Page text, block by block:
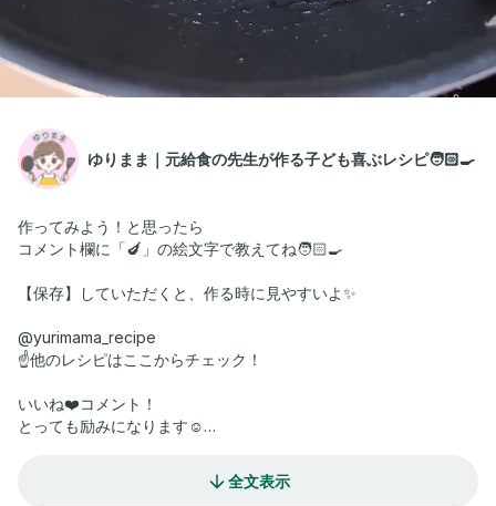
ゆりまま｜元給食の先生が作る子ども喜ぶレシピ🧑🏻‍🍳
作ってみよう！と思ったら
コメント欄に「🍆」の絵文字で教えてね🧑🏻‍🍳
【保存】していただくと、作る時に見やすいよ✨
@yurimama_recipe
☝️他のレシピはここからチェック！
いいね❤️コメント！
とっても励みになります☺️
ぜひ感想送ってもらえると嬉しいです❣️
全文表示